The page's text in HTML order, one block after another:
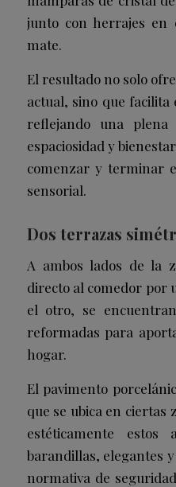
junto con herrajes en
mate.
El resultado no solo
actual, sino que
reflejando una plena
espaciosidad y
comenzar y terminar
sensorial.
Dos terrazas
A ambos lados de la
directo al comedor por
el otro, se
reformadas para
hogar.
El pavimento
que se ubica en
estéticamente estos
barandillas, elegantes
normativa de